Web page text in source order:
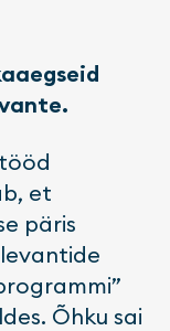
et
päris
Õhku sai